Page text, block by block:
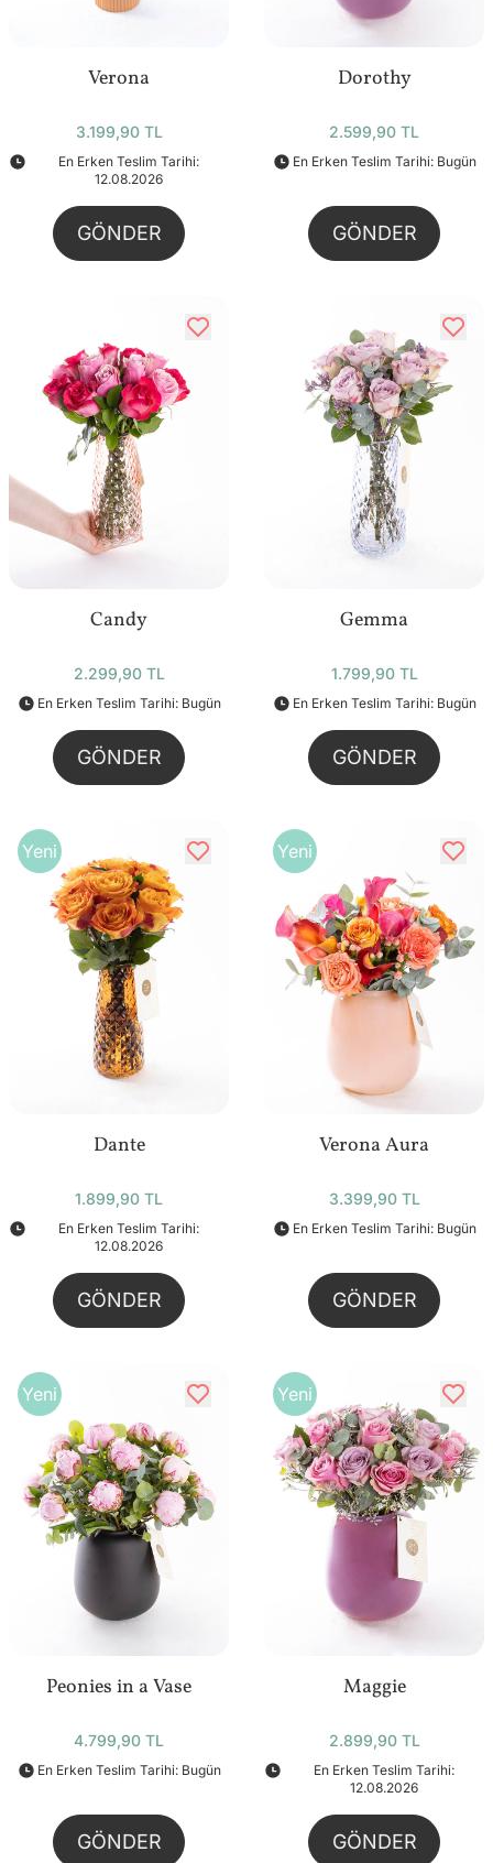
Verona
3.199,90 TL
En Erken Teslim Tarihi:
12.08.2026
GÖNDER
Dorothy
2.599,90 TL
En Erken Teslim Tarihi: Bugün
GÖNDER
Candy
2.299,90 TL
En Erken Teslim Tarihi: Bugün
GÖNDER
Gemma
1.799,90 TL
En Erken Teslim Tarihi: Bugün
GÖNDER
Yeni
Dante
1.899,90 TL
En Erken Teslim Tarihi:
12.08.2026
GÖNDER
Yeni
Verona Aura
3.399,90 TL
En Erken Teslim Tarihi: Bugün
GÖNDER
Yeni
Peonies in a Vase
4.799,90 TL
En Erken Teslim Tarihi: Bugün
GÖNDER
Yeni
Maggie
2.899,90 TL
En Erken Teslim Tarihi:
12.08.2026
GÖNDER